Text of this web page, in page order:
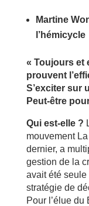
Martine
l’hémicycle
« Toujours et
prouvent
S’exciter sur
Peut-être
Qui est-elle ?
mouvement
dernier, a
gestion de la
avait été seule
stratégie de
Pour l’élue